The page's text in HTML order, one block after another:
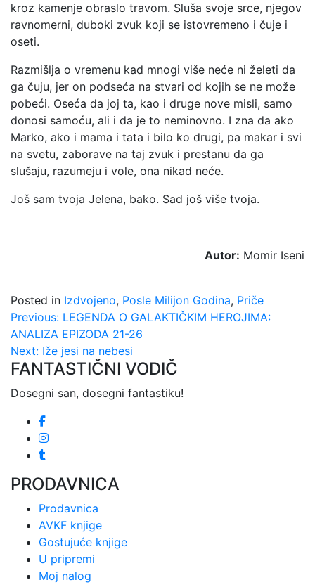
kroz kamenje obraslo travom. Sluša svoje srce, njegov
ravnomerni, duboki zvuk koji se istovremeno i čuje i
oseti.
Razmišlja o vremenu kad mnogi više neće ni želeti da
ga čuju, jer on podseća na stvari od kojih se ne može
pobeći. Oseća da joj ta, kao i druge nove misli, samo
donosi samoću, ali i da je to neminovno. I zna da ako
Marko, ako i mama i tata i bilo ko drugi, pa makar i svi
na svetu, zaborave na taj zvuk i prestanu da ga
slušaju, razumeju i vole, ona nikad neće.
Još sam tvoja Jelena, bako. Sad još više tvoja.
Autor: Momir Iseni
Posted in Izdvojeno, Posle Milijon Godina, Priče
Kretanje
članka
Previous: LEGENDA O GALAKTIČKIM HEROJIMA:
ANALIZA EPIZODA 21-26
Next: Iže jesi na nebesi
FANTASTIČNI VODIČ
Dosegni san, dosegni fantastiku!
PRODAVNICA
Prodavnica
AVKF knjige
Gostujuće knjige
U pripremi
Moj nalog